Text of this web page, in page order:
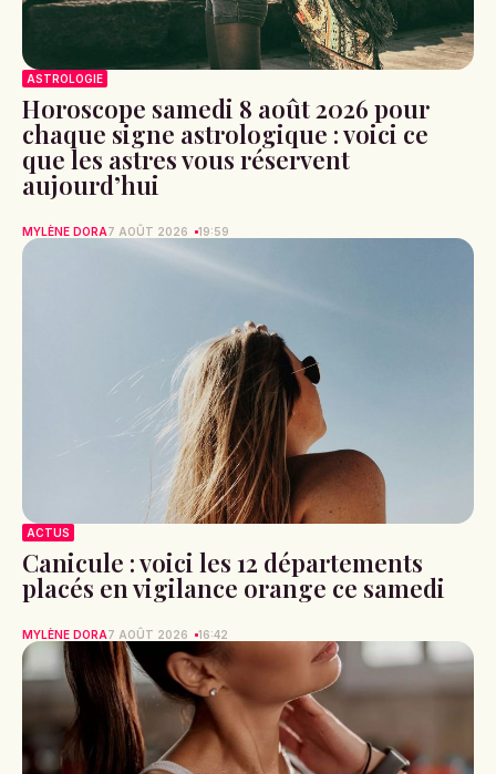
ASTROLOGIE
Horoscope samedi 8 août 2026 pour
chaque signe astrologique : voici ce
que les astres vous réservent
aujourd’hui
MYLÈNE DORA7 AOÛT 2026 19:59
ACTUS
Canicule : voici les 12 départements
placés en vigilance orange ce samedi
MYLÈNE DORA7 AOÛT 2026 16:42